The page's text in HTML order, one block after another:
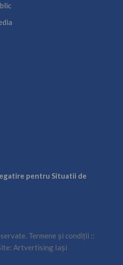
pentru Situatii de
. Termene și condiții ::
Artvertising Iași